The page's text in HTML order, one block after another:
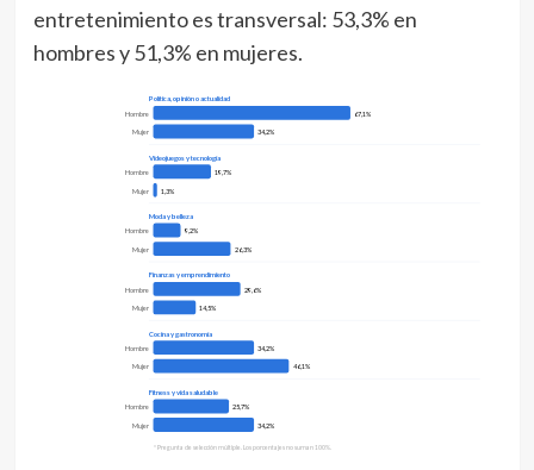
entretenimiento es transversal: 53,3% en
hombres y 51,3% en mujeres.
Política, opinión o actualidad
Hombre 67,1%
Mujer 34,2%
Videojuegos y tecnología
Hombre 19,7%
Mujer 1,3%
Moda y belleza
Hombre 9,2%
Mujer 26,3%
Finanzas y emprendimiento
Hombre 29,6%
Mujer 14,5%
Cocina y gastronomía
Hombre 34,2%
Mujer 46,1%
Fitness y vida saludable
Hombre 25,7%
Mujer 34,2%
* Pregunta de selección múltiple. Los porcentajes no suman 100%.